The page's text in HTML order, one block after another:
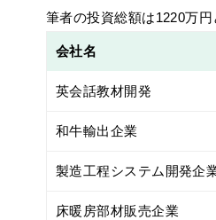
筆者の投資総額は1220万
会社名
英会話教材開発
和牛輸出企業
製造工程システム開発企
床暖房部材販売企業